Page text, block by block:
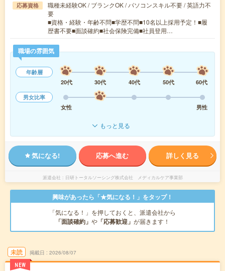
応募資格
職種未経験OK / ブランクOK / パソコンスキル不要 / 英語力不
要
■資格・経験・年齢不問■学歴不問■10名以上採用予定！■履
歴書不要■面談確約■社会保険完備■社員登用…
職場の雰囲気
年齢層
20代
30代 40代 50代
60代
男女比率
女性
男性
もっと見る
気になる! 応募へ進む 詳しく見る
派遣会社 日研トータルソーシング株式会社 メディカルケア事業部
興味があったら「★気になる！」をタップ！
「気になる！」を押しておくと、派遣会社から
「面談確約」 や 「応募歓迎」 が届きます！
未読
NEW
掲載日 2026/08/07